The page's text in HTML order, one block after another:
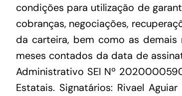
condições para utilização de
cobranças, negociações,
da carteira, bem como as
meses contados da data de
Administrativo SEI Nº
Estatais. Signatários: Rivael